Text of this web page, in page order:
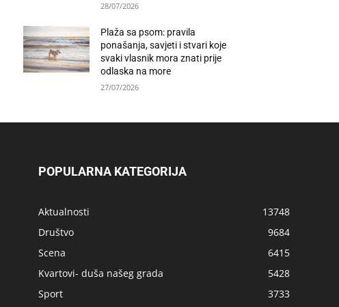
28/07/2026
Plaža sa psom: pravila
ponašanja, savjeti i stvari koje
svaki vlasnik mora znati prije
odlaska na more
27/07/2026
POPULARNA KATEGORIJA
Aktualnosti
13748
Društvo
9684
Scena
6415
Kvartovi- duša našeg grada
5428
Sport
3733